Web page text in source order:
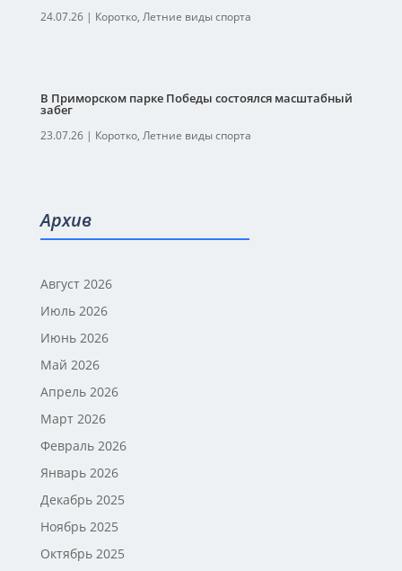
24.07.26| Коротко, Летние виды спорта
В Приморском парке Победы состоялся масштабный
забег
23.07.26| Коротко, Летние виды спорта
Архив
Август 2026
Июль 2026
Июнь 2026
Май 2026
Апрель 2026
Март 2026
Февраль 2026
Январь 2026
Декабрь 2025
Ноябрь 2025
Октябрь 2025